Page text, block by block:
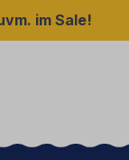
im Sale!